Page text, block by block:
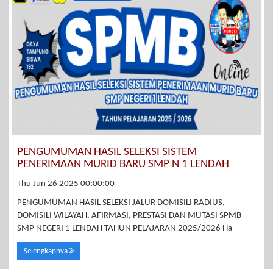
PENGUMUMAN HASIL SELEKSI SISTEM
PENERIMAAN MURID BARU SMP N 1 LENDAH
Thu Jun 26 2025 00:00:00
PENGUMUMAN HASIL SELEKSI JALUR DOMISILI RADIUS,
DOMISILI WILAYAH, AFIRMASI, PRESTASI DAN MUTASI SPMB
SMP NEGERI 1 LENDAH TAHUN PELAJARAN 2025/2026 Ha
Selengkapnya